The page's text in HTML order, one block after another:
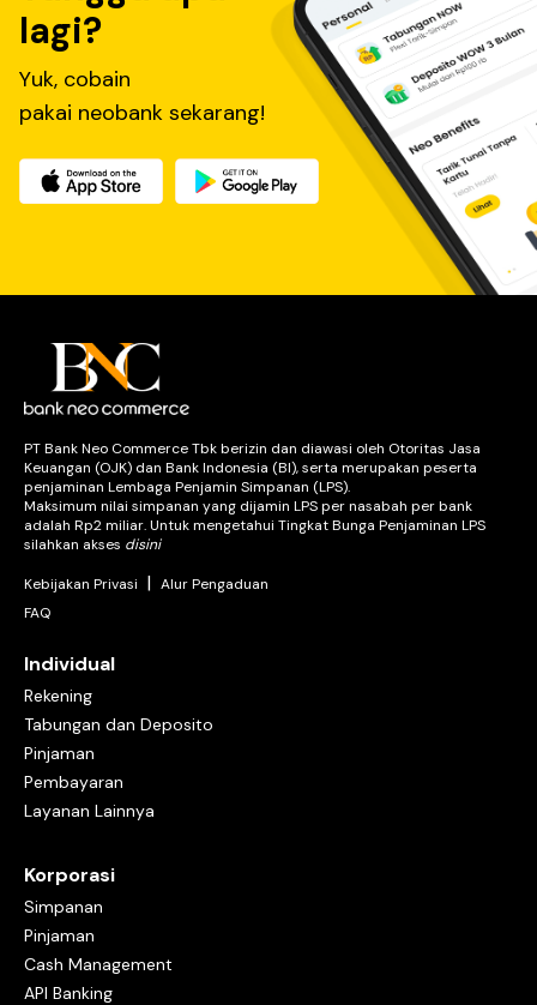
lagi?
Yuk, cobain
pakai neobank sekarang!
PT Bank Neo Commerce Tbk berizin dan diawasi oleh Otoritas Jasa
Keuangan (OJK) dan Bank Indonesia (BI), serta merupakan peserta
penjaminan Lembaga Penjamin Simpanan (LPS).
Maksimum nilai simpanan yang dijamin LPS per nasabah per bank
adalah Rp2 miliar. Untuk mengetahui Tingkat Bunga Penjaminan LPS
silahkan akses disini
Kebijakan Privasi | Alur Pengaduan
FAQ
Individual
Rekening
Tabungan dan Deposito
Pinjaman
Pembayaran
Layanan Lainnya
Korporasi
Simpanan
Pinjaman
Cash Management
API Banking